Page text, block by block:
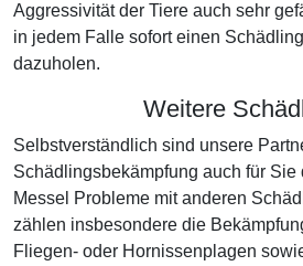
Aggressivität der Tiere auch sehr
in jedem Falle sofort einen
dazuholen.
Weitere
Selbstverständlich sind unsere
Schädlingsbekämpfung auch für Sie
Messel Probleme mit anderen
zählen insbesondere die
Fliegen- oder Hornissenplagen